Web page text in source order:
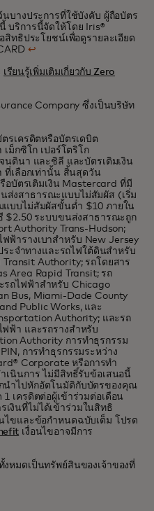
บางประการที่ใช้บังคับ ผู้ถือบัตร
บริการนี้จัดให้โดย Iris®
ทธิประโยชน์เพื่อดูรายละเอียด
↩
เรียนรู้เพิ่มเติมเกี่ยวกับ Zero
Company ซึ่งเป็นบริษัท
รเครดิตหรือบัตรเดบิต
ม็กซิโก เปอร์โตริโก
นตินา และชิลี และบัตรเติมเงิน
ที่เลือกเท่านั้น สิ้นสุดวัน
อบัตรเติมเงิน Mastercard ที่มี
ส่งสาธารณะแบบไม่สัมผัส (เริ่ม
แบบไม่สัมผัสขั้นต่ำ $10 ภายใน
$2.50 ระบบขนส่งสาธารณะถูก
Authority
Trans-Hudson;
ฟ้ารางเบาสำหรับ New Jersey
ระจำทางและรถไฟใต้ดินสำหรับ
Authority; รถโดยสาร
Area Rapid Transit; รถ
รถไฟฟ้าสำหรับ Chicago
Bus, Miami-Dade County
Public Works, และ
Authority; และรถ
ฟฟ้า และรถรางสำหรับ
Authority การทำธุรกรรม
การทำธุรกรรมระหว่าง
Corporate หรือการทำ
เนินการ ไม่มีสิทธิ์รับข้อเสนอนี้
นำไปหักอัตโนมัติกับบัตรของคุณ
เครดิตต่อผู้เข้าร่วมต่อเดือน
งินที่ไม่ได้เข้าร่วมในสิทธิ
tab
ไขและข้อกำหนดฉบับเต็ม โปรด
เงื่อนไขอาจมีการ
หมดเป็นทรัพย์สินของเจ้าของที่